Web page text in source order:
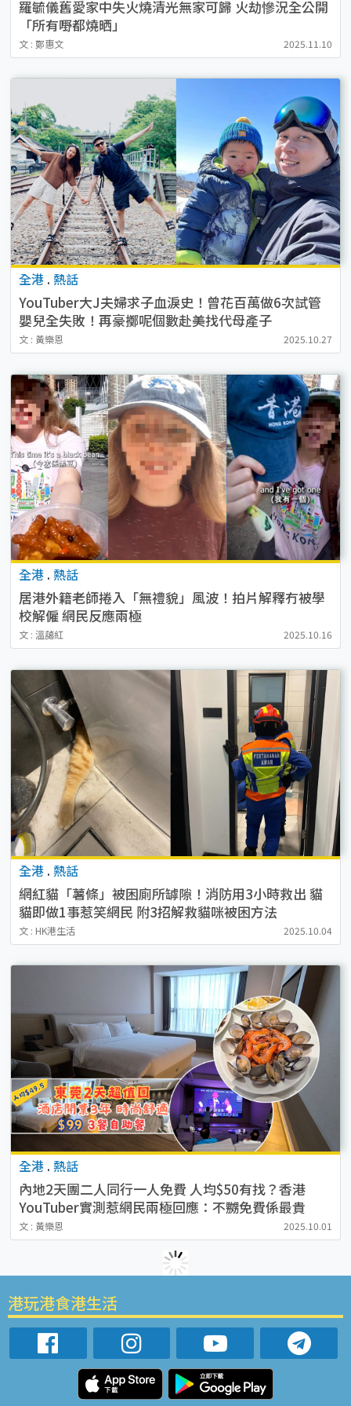
羅毓儀舊愛家中失火燒清光無家可歸 火劫慘況全公開
「所有嘢都燒晒」
文 : 鄭惠文 2025.11.10
全港 . 熱話
YouTuber大J夫婦求子血淚史！曾花百萬做6次試管
嬰兒全失敗！再豪擲呢個數赴美找代母產子
文 : 黃樂恩 2025.10.27
全港 . 熱話
居港外籍老師捲入「無禮貌」風波！拍片解釋冇被學
校解僱 網民反應兩極
文 : 溫藹紅 2025.10.16
全港 . 熱話
網紅貓「薯條」被困廁所罅隙！消防用3小時救出 貓
貓即做1事惹笑網民 附3招解救貓咪被困方法
文 : HK港生活 2025.10.04
全港 . 熱話
內地2天團二人同行一人免費 人均$50有找？香港
YouTuber實測惹網民兩極回應：不嬲免費係最貴
文 : 黃樂恩 2025.10.01
港玩港食港生活